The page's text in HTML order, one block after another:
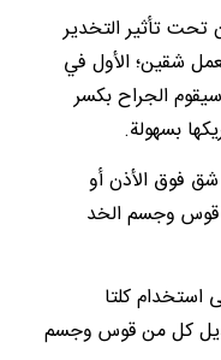
تحت تأثير التخدير
شقين؛ الأول في
الجراح بكسر
بسهولة.
فوق الأذن أو
قوس وجسم الخد
استخدام كلتا
كل من قوس وجسم